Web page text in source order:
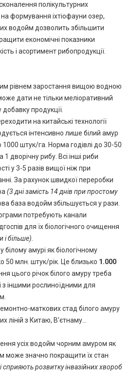
полікультурних
формування іхтіофауни озер,
водойм дозволить збільшити
економічні показники
і асортимент рибопродукції.
рівнем заростання вищою водною
дати не тільки меліоративний
продукції.
на китайські технології
інтенсивно лише білий амур
1000 штук/га. Норма годівлі до 30-50
1 дворічну рибу. Всі інші риби
у 3-5 разів вищої ніж при
За рахунок швидкої переробки
(3 дні замість 14 днів при простому
база водойм збільшується у рази.
потребують канали
для їх біологічного очищення
і більше).
амурі як біологічному
50 млн. штук/рік. Це близько 1.000
цього річок білого амуру треба
з іншими рослиноїдними для
маткових стад білого амуру
ліній з Китаю, В’єтнаму…
усіх водойм чорним амуром як
може значно покращити їх стан
розвитку інвазійних хвороб